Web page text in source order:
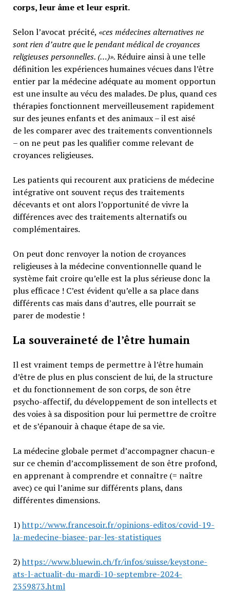
corps, leur âme et leur esprit.
Selon l’avocat précité, «ces médecines alternatives ne
sont rien d’autre que le pendant médical de croyances
religieuses personnelles. (…)».Réduire ainsi à une telle
définition les expériences humaines vécues dans l’être
entier par la médecine adéquate au moment opportun
est une insulte au vécu des malades. De plus, quand ces
thérapies fonctionnent merveilleusement rapidement
sur des jeunes enfants et des animaux – il est aisé
de les comparer avec des traitements conventionnels
– on ne peut pas les qualifier comme relevant de
croyances religieuses.
Les patients qui recourent aux praticiens de médecine
intégrative ont souvent reçus des traitements
décevants et ont alors l’opportunité de vivre la
différences avec des traitements alternatifs ou
complémentaires.
On peut donc renvoyer la notion de croyances
religieuses à la médecine conventionnelle quand le
système fait croire qu’elle est la plus sérieuse donc la
plus efficace ! C’est évident qu’elle a sa place dans
différents cas mais dans d’autres, elle pourrait se
parer de modestie !
La souveraineté de l’être humain
Il est vraiment temps de permettre à l’être humain
d’être de plus en plus conscient de lui, de la structure
et du fonctionnement de son corps, de son être
psycho-affectif, du développement de son intellects et
des voies à sa disposition pour lui permettre de croître
et de s’épanouir à chaque étape de sa vie.
La médecine globale permet d’accompagner chacun-e
sur ce chemin d’accomplissement de son être profond,
en apprenant à comprendre et connaître (= naître
avec) ce qui l’anime sur différents plans, dans
différentes dimensions.
1)http://www.francesoir.fr/opinions-editos/covid-19-
la-medecine-biasee-par-les-statistiques
2)https://www.bluewin.ch/fr/infos/suisse/keystone-
ats-l-actualit-du-mardi-10-septembre-2024-
2359873.html